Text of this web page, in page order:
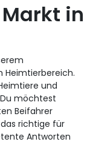
Markt in
Heimtierbereich.
und
möchtest
Beifahrer
richtige für
Antworten